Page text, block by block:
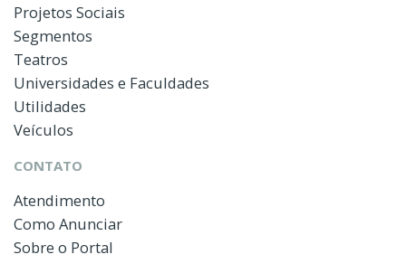
Projetos Sociais
Segmentos
Teatros
Universidades e Faculdades
Utilidades
Veículos
CONTATO
Atendimento
Como Anunciar
Sobre o Portal